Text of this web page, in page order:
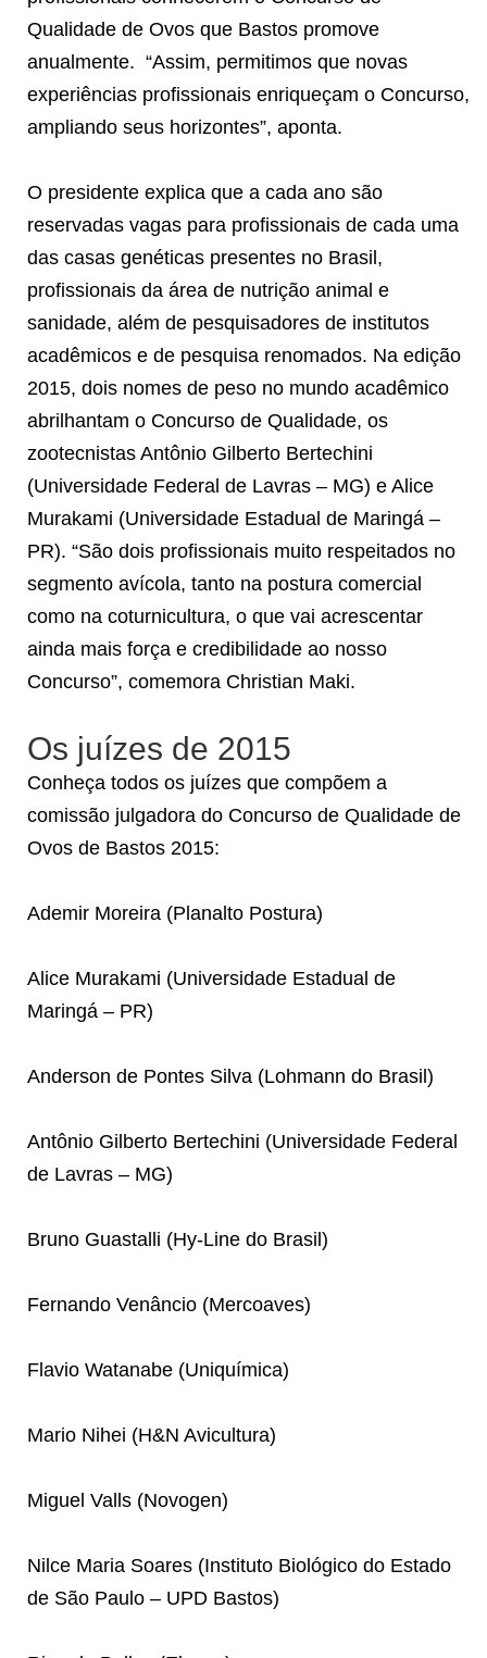
Qualidade de Ovos que Bastos promove
anualmente. “Assim, permitimos que novas
experiências profissionais enriqueçam o Concurso,
ampliando seus horizontes”, aponta.
O presidente explica que a cada ano são
reservadas vagas para profissionais de cada uma
das casas genéticas presentes no Brasil,
profissionais da área de nutrição animal e
sanidade, além de pesquisadores de institutos
acadêmicos e de pesquisa renomados. Na edição
2015, dois nomes de peso no mundo acadêmico
abrilhantam o Concurso de Qualidade, os
zootecnistas Antônio Gilberto Bertechini
(Universidade Federal de Lavras – MG) e Alice
Murakami (Universidade Estadual de Maringá –
PR). “São dois profissionais muito respeitados no
segmento avícola, tanto na postura comercial
como na coturnicultura, o que vai acrescentar
ainda mais força e credibilidade ao nosso
Concurso”, comemora Christian Maki.
Os juízes de 2015
Conheça todos os juízes que compõem a
comissão julgadora do Concurso de Qualidade de
Ovos de Bastos 2015:
Ademir Moreira (Planalto Postura)
Alice Murakami (Universidade Estadual de
Maringá – PR)
Anderson de Pontes Silva (Lohmann do Brasil)
Antônio Gilberto Bertechini (Universidade Federal
de Lavras – MG)
Bruno Guastalli (Hy-Line do Brasil)
Fernando Venâncio (Mercoaves)
Flavio Watanabe (Uniquímica)
Mario Nihei (H&N Avicultura)
Miguel Valls (Novogen)
Nilce Maria Soares (Instituto Biológico do Estado
de São Paulo – UPD Bastos)